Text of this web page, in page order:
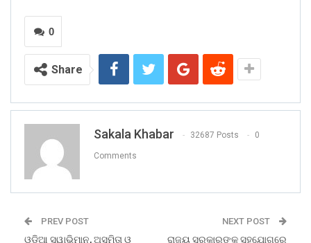
0
Share
Sakala Khabar 32687 Posts 0
Comments
PREV POST
ଓଡିଆ ସ୍ୱାଭିମାନ, ଅସ୍ମିତା ଓ
NEXT POST
ରାଜ୍ୟ ସରକାରଙ୍କ ସହଯୋଗରେ